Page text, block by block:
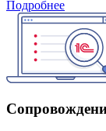
Подробнее